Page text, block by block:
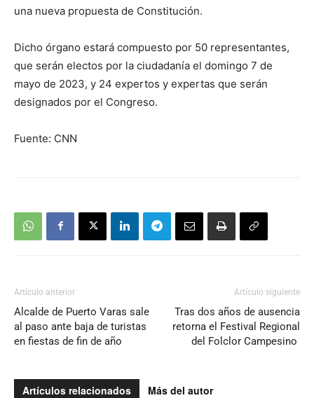
una nueva propuesta de Constitución.
Dicho órgano estará compuesto por 50 representantes,
que serán electos por la ciudadanía el domingo 7 de
mayo de 2023, y 24 expertos y expertas que serán
designados por el Congreso.
Fuente: CNN
Artículo anterior
Alcalde de Puerto Varas sale
al paso ante baja de turistas
en fiestas de fin de año
Artículo siguiente
Tras dos años de ausencia
retorna el Festival Regional
del Folclor Campesino
Artículos relacionados Más del autor